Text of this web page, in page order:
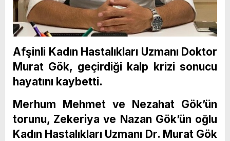
Afşinli Kadın Hastalıkları Uzmanı Doktor
Murat Gök, geçirdiği kalp krizi sonucu
hayatını kaybetti.
Merhum Mehmet ve Nezahat Gök’ün
torunu, Zekeriya ve Nazan Gök’ün oğlu
Kadın Hastalıkları Uzmanı Dr. Murat Gök